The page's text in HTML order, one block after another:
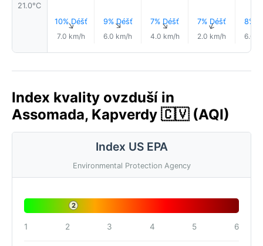
21.0°C
10% Déšť
↑
7.0 km/h
9% Déšť
↑
6.0 km/h
7% Déšť
↑
4.0 km/h
7% Déšť
↑
2.0 km/h
8%
6.0
Index kvality ovzduší in
Assomada, Kapverdy 🇨🇻 (AQI)
Index US EPA
Environmental Protection Agency
2
1 2 3 4 5 6